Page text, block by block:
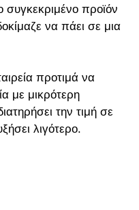
προϊόν
να πάει σε μια
προτιμά να
με μικρότερη
την τιμή σε
λιγότερο.